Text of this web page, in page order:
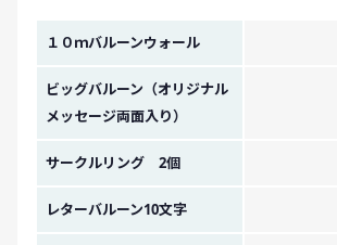
金額イメージ
１０ｍバルーンウォール
ビッグバルーン（オリジナル
メッセージ両面入り）
サークルリング 2個
レターバルーン10文字